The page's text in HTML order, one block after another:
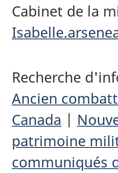
Cabinet de la
Recherche
Ancien
Canada |
patrimoine
communiqués